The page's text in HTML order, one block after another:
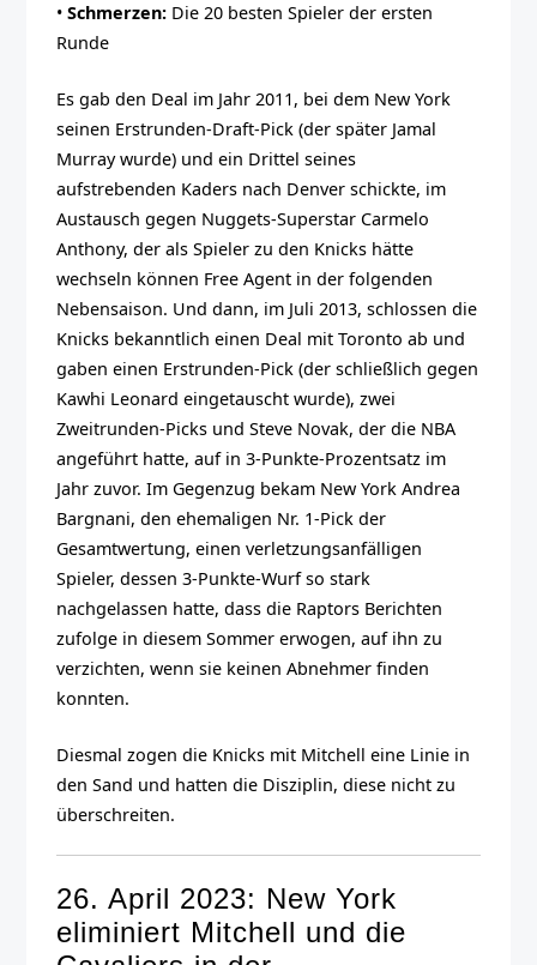
•Schmerzen: Die 20 besten Spieler der ersten
Runde
Es gab den Deal im Jahr 2011, bei dem New York
seinen Erstrunden-Draft-Pick (der später Jamal
Murray wurde) und ein Drittel seines
aufstrebenden Kaders nach Denver schickte, im
Austausch gegen Nuggets-Superstar Carmelo
Anthony, der als Spieler zu den Knicks hätte
wechseln können Free Agent in der folgenden
Nebensaison. Und dann, im Juli 2013, schlossen die
Knicks bekanntlich einen Deal mit Toronto ab und
gaben einen Erstrunden-Pick (der schließlich gegen
Kawhi Leonard eingetauscht wurde), zwei
Zweitrunden-Picks und Steve Novak, der die NBA
angeführt hatte, auf in 3-Punkte-Prozentsatz im
Jahr zuvor. Im Gegenzug bekam New York Andrea
Bargnani, den ehemaligen Nr. 1-Pick der
Gesamtwertung, einen verletzungsanfälligen
Spieler, dessen 3-Punkte-Wurf so stark
nachgelassen hatte, dass die Raptors Berichten
zufolge in diesem Sommer erwogen, auf ihn zu
verzichten, wenn sie keinen Abnehmer finden
konnten.
Diesmal zogen die Knicks mit Mitchell eine Linie in
den Sand und hatten die Disziplin, diese nicht zu
überschreiten.
26. April 2023: New York
eliminiert Mitchell und die